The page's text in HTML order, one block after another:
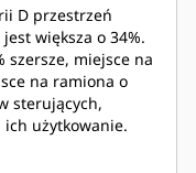
ostrzega w
rozproszenia
D przestrzeń
większa o 34%.
szersze, miejsce na
na ramiona o
sterujących,
ich użytkowanie.